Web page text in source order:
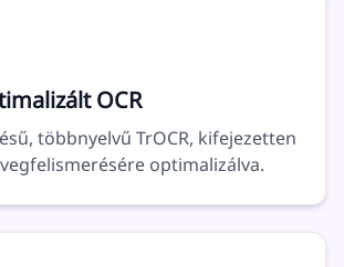
OCR
többnyelvű TrOCR, kifejezetten
optimalizálva.